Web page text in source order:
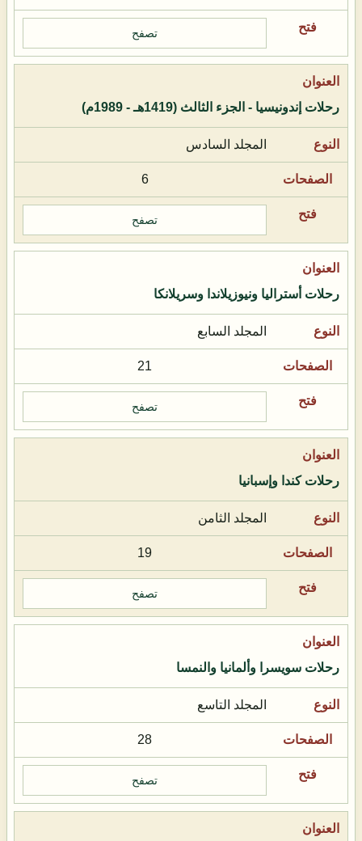
تصفح
رحلات إندونيسيا - الجزء الثالث (1419هـ - 1989م)
المجلد السادس
6
تصفح
رحلات أستراليا ونيوزيلاندا وسريلانكا
المجلد السابع
21
تصفح
رحلات كندا وإسبانيا
المجلد الثامن
19
تصفح
رحلات سويسرا وألمانيا والنمسا
المجلد التاسع
28
تصفح